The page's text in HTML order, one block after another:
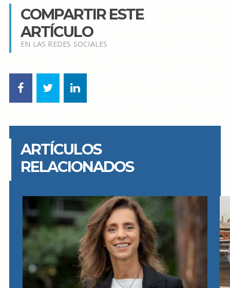
COMPARTIR ESTE
ARTÍCULO
EN LAS REDES SOCIALES
ARTÍCULOS
RELACIONADOS